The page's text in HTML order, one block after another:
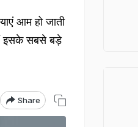
आम हो जाती
इसके सबसे बड़े
Share